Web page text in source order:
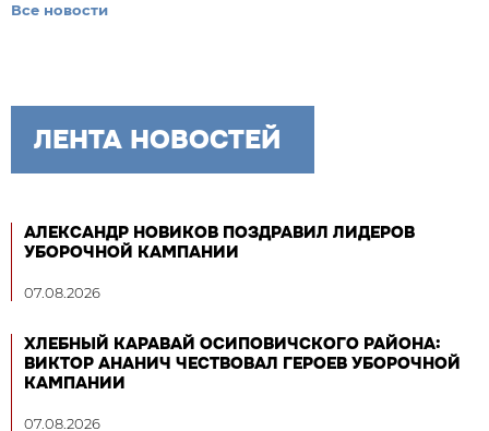
Все новости
ЛЕНТА НОВОСТЕЙ
АЛЕКСАНДР НОВИКОВ ПОЗДРАВИЛ ЛИДЕРОВ
УБОРОЧНОЙ КАМПАНИИ
07.08.2026
ХЛЕБНЫЙ КАРАВАЙ ОСИПОВИЧСКОГО РАЙОНА:
ВИКТОР АНАНИЧ ЧЕСТВОВАЛ ГЕРОЕВ УБОРОЧНОЙ
КАМПАНИИ
07.08.2026